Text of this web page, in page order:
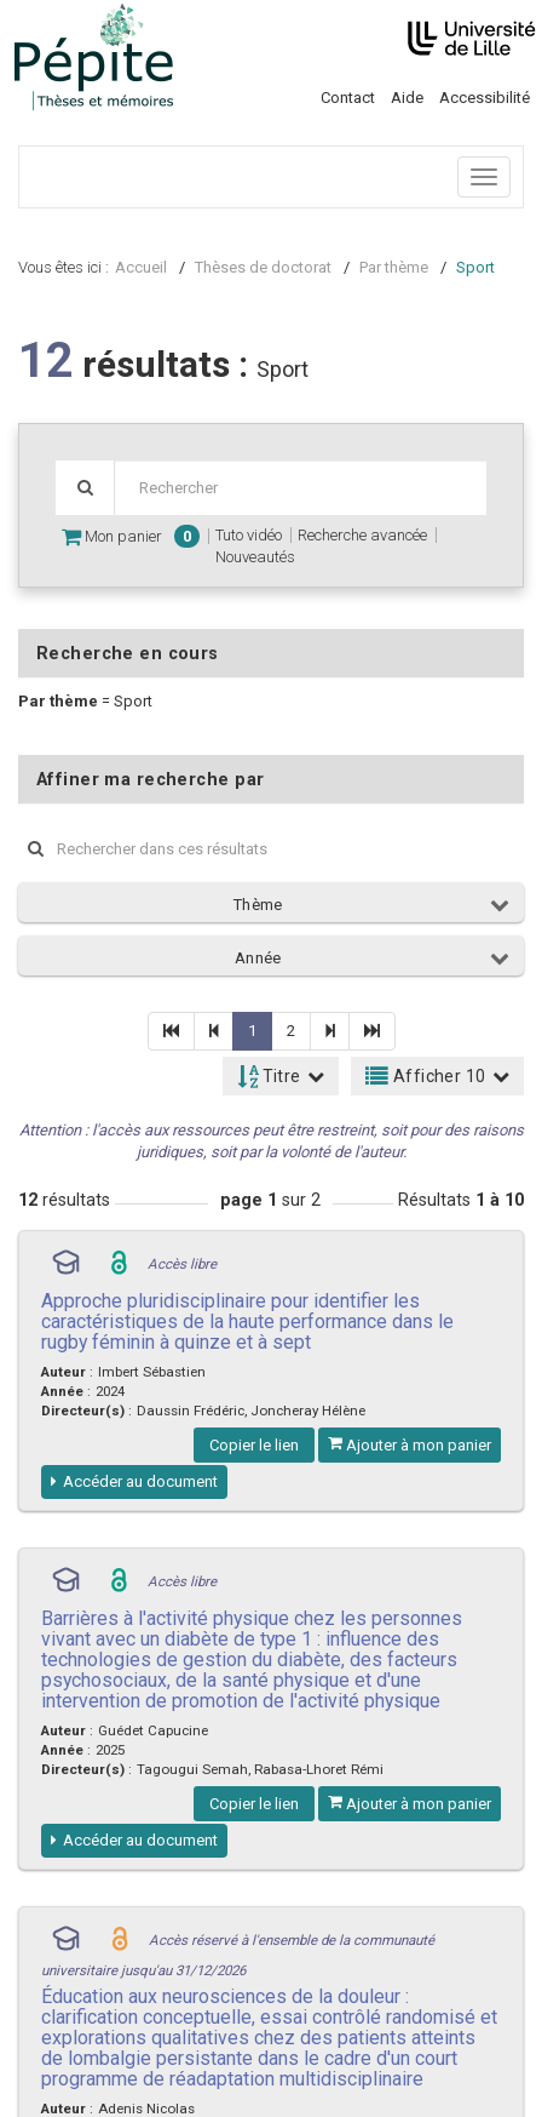
Contact Aide Accessibilité
Menu
Vous êtes ici : Accueil Thèses de doctorat Par thème Sport
12 résultats : Sport
Mon panier 0 Tuto vidéo
Recherche avancée
Nouveautés
Recherche en cours
Par thème = Sport
Affiner ma recherche par
Thème
Année
1 2
Titre Afficher 10
Attention : l'accès aux ressources peut être restreint, soit pour des raisons
juridiques, soit par la volonté de l'auteur.
12 résultats page 1 sur 2 Résultats 1 à 10
Accès libre
Approche pluridisciplinaire pour identifier les
caractéristiques de la haute performance dans le
rugby féminin à quinze et à sept
Auteur : Imbert Sébastien
Année : 2024
Directeur(s) : Daussin Frédéric, Joncheray Hélène
Copier le lien Ajouter à mon panier
Accéder au document
Accès libre
Barrières à l'activité physique chez les personnes
vivant avec un diabète de type 1 : influence des
technologies de gestion du diabète, des facteurs
psychosociaux, de la santé physique et d'une
intervention de promotion de l'activité physique
Auteur : Guédet Capucine
Année : 2025
Directeur(s) : Tagougui Semah, Rabasa-Lhoret Rémi
Copier le lien Ajouter à mon panier
Accéder au document
Accès réservé à l'ensemble de la communauté
universitaire jusqu'au 31/12/2026
Éducation aux neurosciences de la douleur :
clarification conceptuelle, essai contrôlé randomisé et
explorations qualitatives chez des patients atteints
de lombalgie persistante dans le cadre d'un court
programme de réadaptation multidisciplinaire
Auteur : Adenis Nicolas